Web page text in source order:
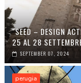
"SEED – DESIGN
25 AL 28
SEPTEMBER 07, 2024
perugia